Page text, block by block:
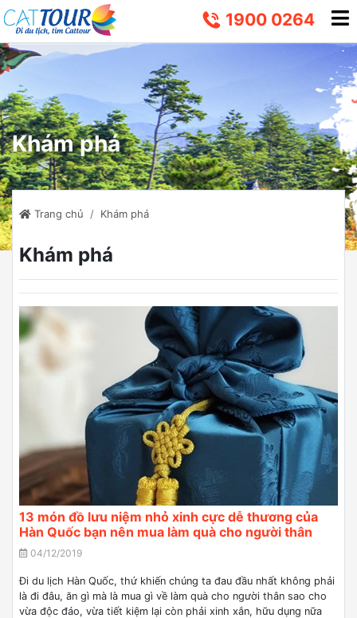
1900 0264
Khám phá
Trang chủ Khám phá
Khám phá
13 món đồ lưu niệm nhỏ xinh cực dễ thương của
Hàn Quốc bạn nên mua làm quà cho người thân
04/12/2019
Đi du lịch Hàn Quốc, thứ khiến chúng ta đau đầu nhất không phải
là đi đâu, ăn gì mà là mua gì về làm quà cho người thân sao cho
vừa độc đáo, vừa tiết kiệm lại còn phải xinh xắn, hữu dụng nữa